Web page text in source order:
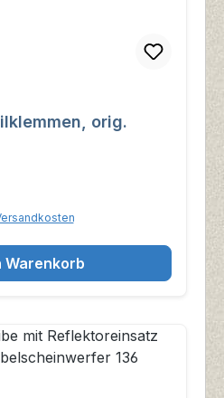
orig.
Warenkorb